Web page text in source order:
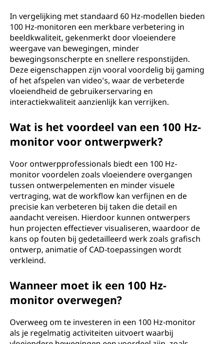
In vergelijking met standaard 60 Hz-modellen bieden
100 Hz-monitoren een merkbare verbetering in
beeldkwaliteit, gekenmerkt door vloeiendere
weergave van bewegingen, minder
bewegingsonscherpte en snellere responstijden.
Deze eigenschappen zijn vooral voordelig bij gaming
of het afspelen van video's, waar de verbeterde
vloeiendheid de gebruikerservaring en
interactiekwaliteit aanzienlijk kan verrijken.
Wat is het voordeel van een 100 Hz-
monitor voor ontwerpwerk?
Voor ontwerpprofessionals biedt een 100 Hz-
monitor voordelen zoals vloeiendere overgangen
tussen ontwerpelementen en minder visuele
vertraging, wat de workflow kan verfijnen en de
precisie kan verbeteren bij taken die detail en
aandacht vereisen. Hierdoor kunnen ontwerpers
hun projecten effectiever visualiseren, waardoor de
kans op fouten bij gedetailleerd werk zoals grafisch
ontwerp, animatie of CAD-toepassingen wordt
verkleind.
Wanneer moet ik een 100 Hz-
monitor overwegen?
Overweeg om te investeren in een 100 Hz-monitor
als je regelmatig activiteiten uitvoert waarbij